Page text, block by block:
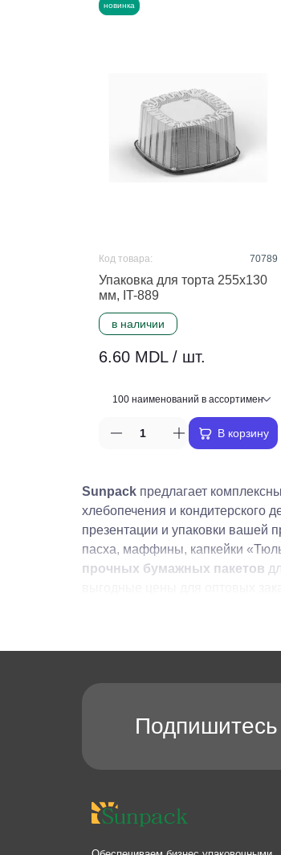
новинка
в наличии
Упаковка для торта 255x130
мм, IT-889
Код товара: 70789
6.60 MDL / шт.
В корзину
Sunpack предлагает
хлебопечения и кондитерского
презентации и упаковки вашей
пасха, маффины, капкейки
прочных бумажных пакетов